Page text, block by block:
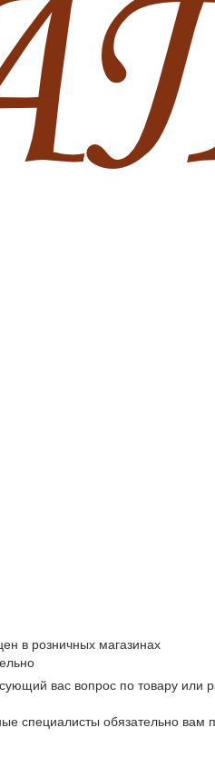
в розничных магазинах
вас вопрос по товару или
специалисты обязательно вам